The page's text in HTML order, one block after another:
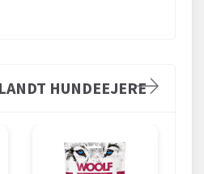
HUNDEEJERE